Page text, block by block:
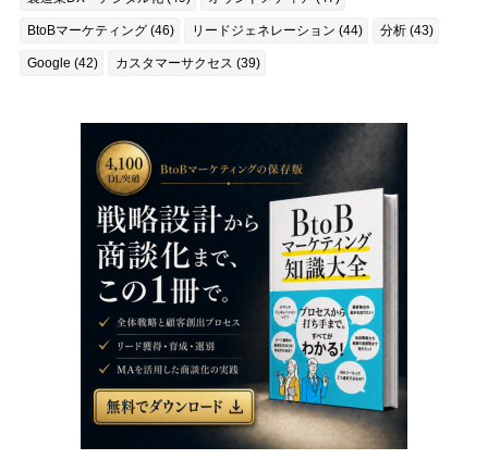
BtoBマーケティング (46) リードジェネレーション (44) 分析 (43)
Google (42) カスタマーサクセス (39)